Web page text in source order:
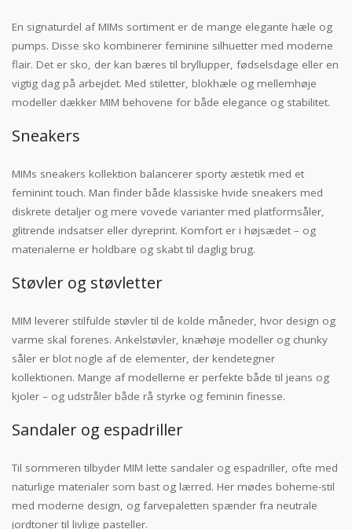
En signaturdel af MIMs sortiment er de mange elegante hæle og
pumps. Disse sko kombinerer feminine silhuetter med moderne
flair. Det er sko, der kan bæres til bryllupper, fødselsdage eller en
vigtig dag på arbejdet. Med stiletter, blokhæle og mellemhøje
modeller dækker MIM behovene for både elegance og stabilitet.
Sneakers
MIMs sneakers kollektion balancerer sporty æstetik med et
feminint touch. Man finder både klassiske hvide sneakers med
diskrete detaljer og mere vovede varianter med platformsåler,
glitrende indsatser eller dyreprint. Komfort er i højsædet – og
materialerne er holdbare og skabt til daglig brug.
Støvler og støvletter
MIM leverer stilfulde støvler til de kolde måneder, hvor design og
varme skal forenes. Ankelstøvler, knæhøje modeller og chunky
såler er blot nogle af de elementer, der kendetegner
kollektionen. Mange af modellerne er perfekte både til jeans og
kjoler – og udstråler både rå styrke og feminin finesse.
Sandaler og espadriller
Til sommeren tilbyder MIM lette sandaler og espadriller, ofte med
naturlige materialer som bast og lærred. Her mødes boheme-stil
med moderne design, og farvepaletten spænder fra neutrale
jordtoner til livlige pasteller.